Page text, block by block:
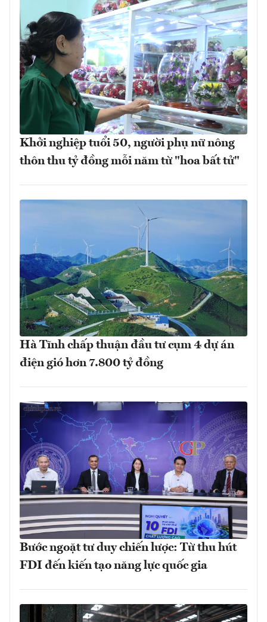
Khởi nghiệp tuổi 50, người phụ nữ nông
thôn thu tỷ đồng mỗi năm từ "hoa bất tử"
Hà Tĩnh chấp thuận đầu tư cụm 4 dự án
điện gió hơn 7.800 tỷ đồng
Bước ngoặt tư duy chiến lược: Từ thu hút
FDI đến kiến tạo năng lực quốc gia